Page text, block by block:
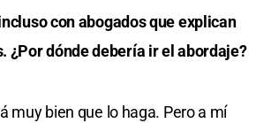
con abogados que explican
¿Por dónde debería ir el abordaje?
muy bien que lo haga. Pero a mí